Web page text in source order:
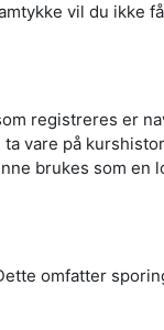
vil du ikke
registreres er
vare på
brukes som en
omfatter